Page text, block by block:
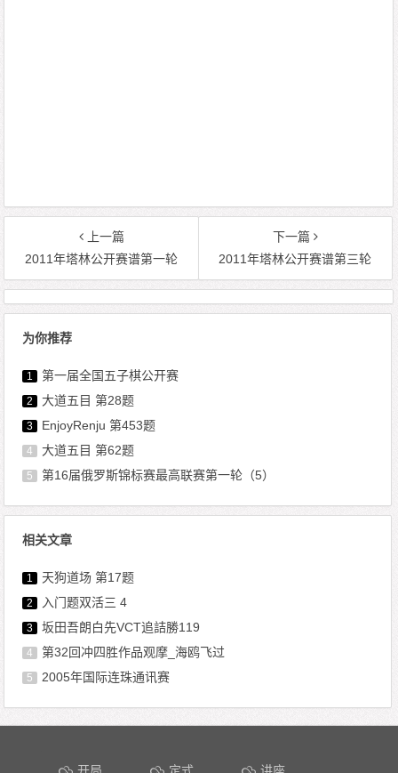
上一篇
2011年塔林公开赛谱第一轮
下一篇
2011年塔林公开赛谱第三轮
为你推荐
1 第一届全国五子棋公开赛
2 大道五目 第28题
3 EnjoyRenju 第453题
4 大道五目 第62题
5 第16届俄罗斯锦标赛最高联赛第一轮（5）
相关文章
1 天狗道场 第17题
2 入门题双活三 4
3 坂田吾朗白先VCT追詰勝119
4 第32回冲四胜作品观摩_海鸥飞过
5 2005年国际连珠通讯赛
文章导航